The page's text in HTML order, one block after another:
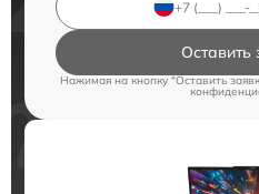
Оставить
Нажимая на кнопку "Оставить